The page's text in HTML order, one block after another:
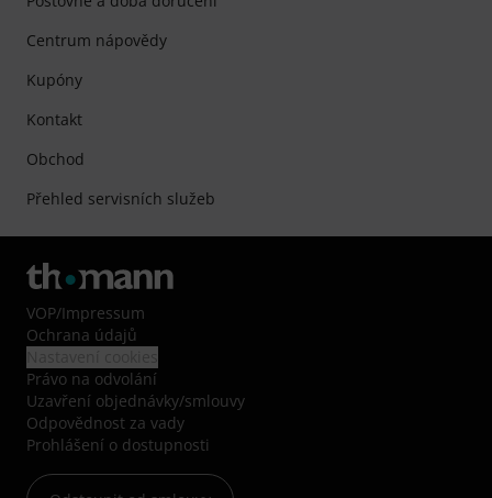
Centrum nápovědy
Kupóny
Kontakt
Obchod
Přehled servisních služeb
VOP/Impressum
Ochrana údajů
Právo na odvolání
Uzavření objednávky/smlouvy
Odpovědnost za vady
Prohlášení o dostupnosti